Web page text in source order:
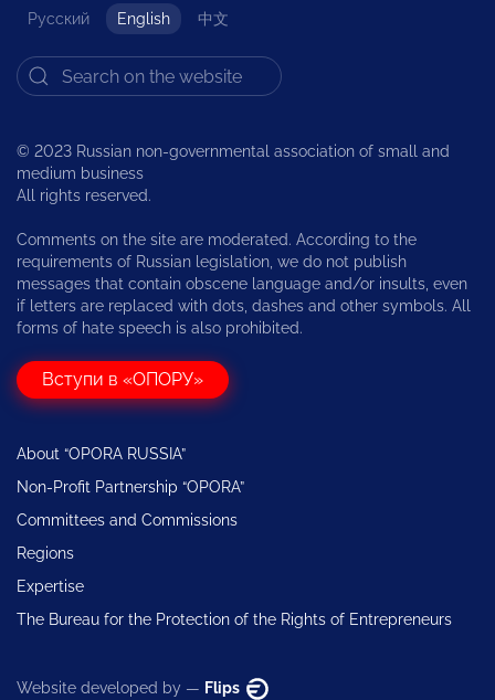
Русский English 中文
© 2023 Russian non-governmental association of small and
medium business
All rights reserved.
Comments on the site are moderated. According to the
requirements of Russian legislation, we do not publish
messages that contain obscene language and/or insults, even
if letters are replaced with dots, dashes and other symbols. All
forms of hate speech is also prohibited.
Вступи в «ОПОРУ»
About “OPORA RUSSIA”
Non-Profit Partnership “OPORA”
Committees and Commissions
Regions
Expertise
The Bureau for the Protection of the Rights of Entrepreneurs
Website developed by — Flips